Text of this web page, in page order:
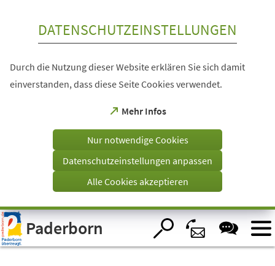
Visuelle
Assistenzsoftware
öffnen.
DATENSCHUTZEINSTELLUNGEN
Durch die Nutzung dieser Website erklären Sie sich damit
einverstanden, dass diese Seite Cookies verwendet.
Mehr Infos
(Öffnet
einem
Tab)
Nur notwendige Cookies
Datenschutzeinstellungen anpassen
Alle Cookies akzeptieren
Paderborn